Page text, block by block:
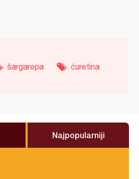
šargarepa
ćuretina
Najpopularniji